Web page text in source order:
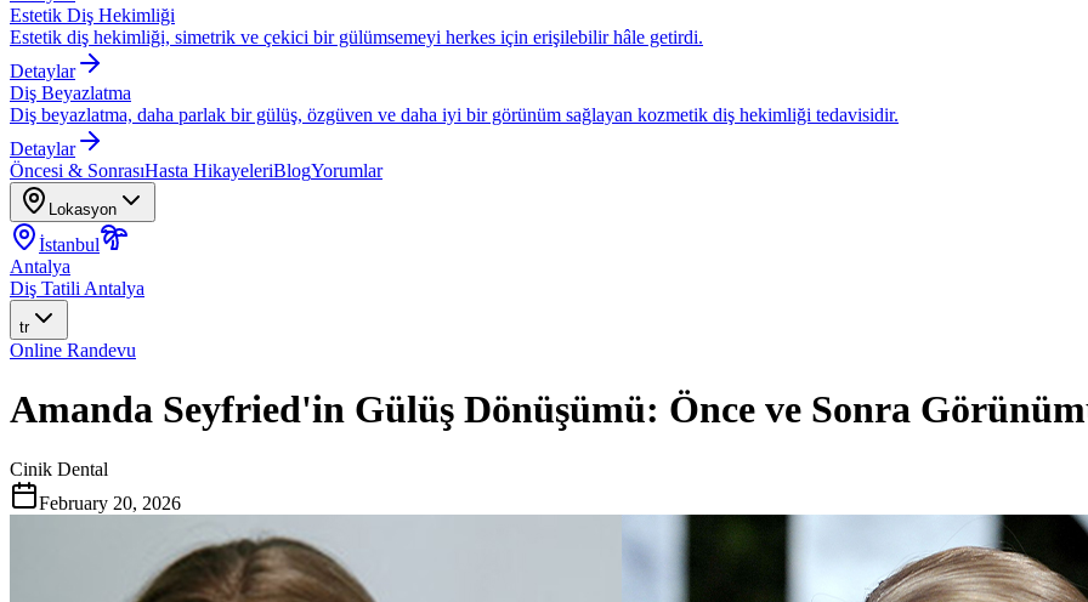
Estetik Diş Hekimliği
Estetik diş hekimliği, simetrik ve çekici bir gülümsemeyi herkes için erişilebilir hâle getirdi.
Detaylar
Diş Beyazlatma
Diş beyazlatma, daha parlak bir gülüş, özgüven ve daha iyi bir görünüm sağlayan kozmetik diş hekimliği tedavisidir.
Detaylar
Öncesi & SonrasıHasta HikayeleriBlogYorumlar
Lokasyon
İstanbul
Antalya
Diş Tatili Antalya
tr
Online Randevu
Amanda Seyfried'in Gülüş Dönüşümü: Önce ve Sonra
Cinik Dental
February 20, 2026